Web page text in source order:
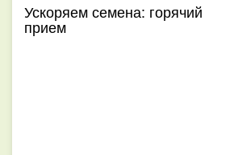
Ускоряем семена: горячий
прием